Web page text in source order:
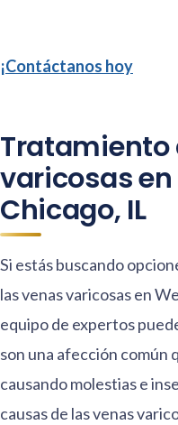
¡Contáctanos hoy
Tratamiento
varicosas en
Chicago, IL
Si estás buscando
las venas varicosas en
equipo de expertos
son una afección común
causando molestias e
causas de las venas